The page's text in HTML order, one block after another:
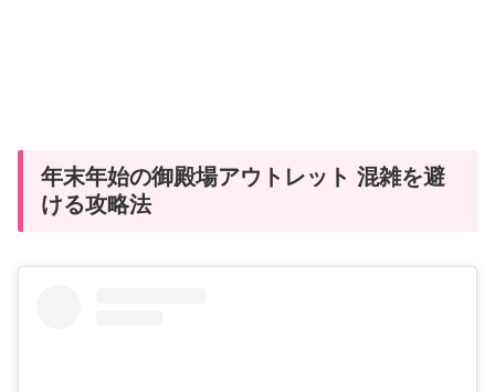
年末年始の御殿場アウトレット 混雑を避
ける攻略法